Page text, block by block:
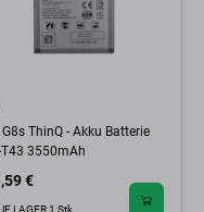
G8s ThinQ - Akku Batterie
T43 3550mAh
€
LAGER 1 Stk